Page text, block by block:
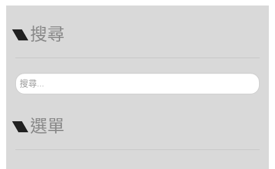
搜尋
搜
尋...
選單